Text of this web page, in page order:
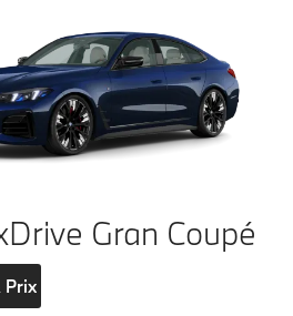
Gran Coupé
Prix